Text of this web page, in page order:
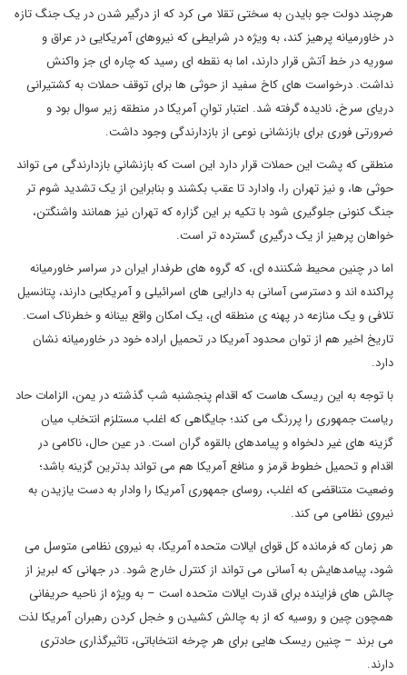
هرچند دولت جو بایدن به سختی تقلا می کرد که از درگیر شدن در یک جنگ تازه
در خاورمیانه پرهیز کند، به ویژه در شرایطی که نیروهای آمریکایی در عراق و
سوریه در خط آتش قرار دارند، اما به نقطه ای رسید که چاره ای جز واکنش
نداشت. درخواست های کاخ سفید از حوثی ها برای توقف حملات به کشتیرانی
دریای سرخ، نادیده گرفته شد. اعتبار توانِ آمریکا در منطقه زیر سوال بود و
ضرورتی فوری برای بازنشانی نوعی از بازدارندگی وجود داشت.
منطقی که پشت این حملات قرار دارد این است که بازنشانیِ بازدارندگی می تواند
حوثی ها، و نیز تهران را، وادارد تا عقب بکشند و بنابراین از یک تشدید شوم تر
جنگ کنونی جلوگیری شود با تکیه بر این گزاره که تهران نیز همانند واشنگتن،
خواهان پرهیز از یک درگیری گسترده تر است.
اما در چنین محیط شکننده ای، که گروه های طرفدار ایران در سراسر خاورمیانه
پراکنده اند و دسترسی آسانی به دارایی های اسرائیلی و آمریکایی دارند، پتانسیل
تلافی و یک منازعه در پهنه ی منطقه ای، یک امکان واقع بینانه و خطرناک است.
تاریخ اخیر هم از توان محدود آمریکا در تحمیل اراده خود در خاورمیانه نشان
دارد.
با توجه به این ریسک هاست که اقدام پنجشنبه شب گذشته در یمن، الزامات حاد
ریاست جمهوری را پررنگ می کند؛ جایگاهی که اغلب مستلزم انتخاب میان
گزینه های غیر دلخواه و پیامدهای بالقوه گران است. در عین حال، ناکامی در
اقدام و تحمیل خطوط قرمز و منافع آمریکا هم می تواند بدترین گزینه باشد؛
وضعیت متناقضی که اغلب، روسای جمهوری آمریکا را وادار به دست یازیدن به
نیروی نظامی می کند.
هر زمان که فرمانده کل قوای ایالات متحده آمریکا، به نیروی نظامی متوسل می
شود، پیامدهایش به آسانی می تواند از کنترل خارج شود. در جهانی که لبریز از
چالش های فزاینده برای قدرت ایالات متحده است – به ویژه از ناحیه حریفانی
همچون چین و روسیه که از به چالش کشیدن و خجل کردن رهبران آمریکا لذت
می برند – چنین ریسک هایی برای هر چرخه انتخاباتی، تاثیرگذاری حادتری
دارند.